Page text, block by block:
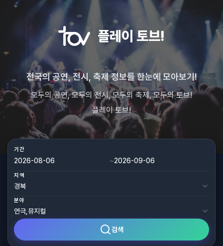
플레이 토브!
전국의 공연, 전시, 축제 정보를 한눈에 모아보기!
모두의 공연, 모두의 전시, 모두의 축제, 모두의 토브!
플레이 토브!
기간
~
지역
분야
검색